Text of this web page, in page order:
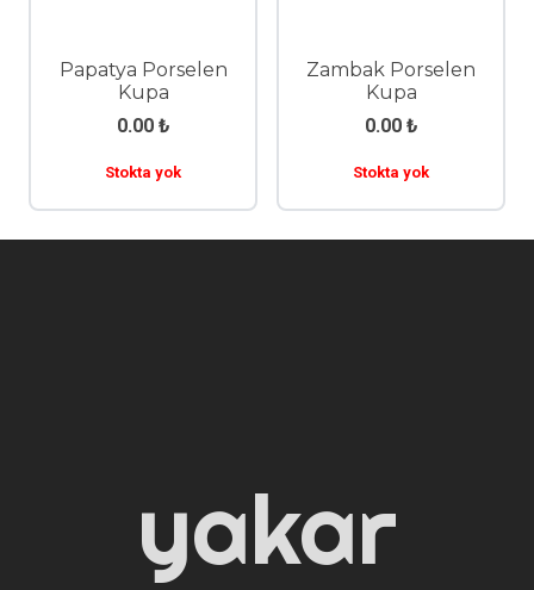
Papatya Porselen
Kupa
0.00 ₺
Stokta yok
Zambak Porselen
Kupa
0.00 ₺
Stokta yok
yakar